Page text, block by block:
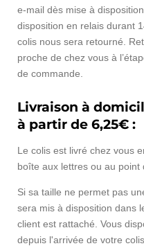
e-mail dès mise à
disposition en relais durant
colis nous sera retourné.
proche de chez vous à
de commande.
Livraison à
à partir de 6,25€ :
Le colis est livré chez vous
boîte aux lettres ou au point
Si sa taille ne permet pas
sera mis à disposition dans
client est rattaché. Vous
depuis l'arrivée de votre